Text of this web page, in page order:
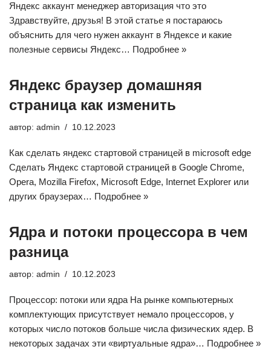
Яндекс аккаунт менеджер авторизация что это
Здравствуйте, друзья! В этой статье я постараюсь
объяснить для чего нужен аккаунт в Яндексе и какие
полезные сервисы Яндекс… Подробнее »
Яндекс браузер домашняя
страница как изменить
автор: admin 10.12.2023
Как сделать яндекс стартовой страницей в microsoft edge
Сделать Яндекс стартовой страницей в Google Chrome,
Opera, Mozilla Firefox, Microsoft Edge, Internet Explorer или
других браузерах… Подробнее »
Ядра и потоки процессора в чем
разница
автор: admin 10.12.2023
Процессор: потоки или ядра На рынке компьютерных
комплектующих присутствует немало процессоров, у
которых число потоков больше числа физических ядер. В
некоторых задачах эти «виртуальные ядра»… Подробнее »